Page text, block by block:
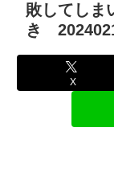
敗してし
き
X